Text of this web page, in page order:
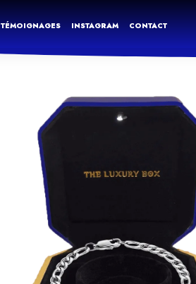
TÉMOIGNAGES INSTAGRAM CONTACT